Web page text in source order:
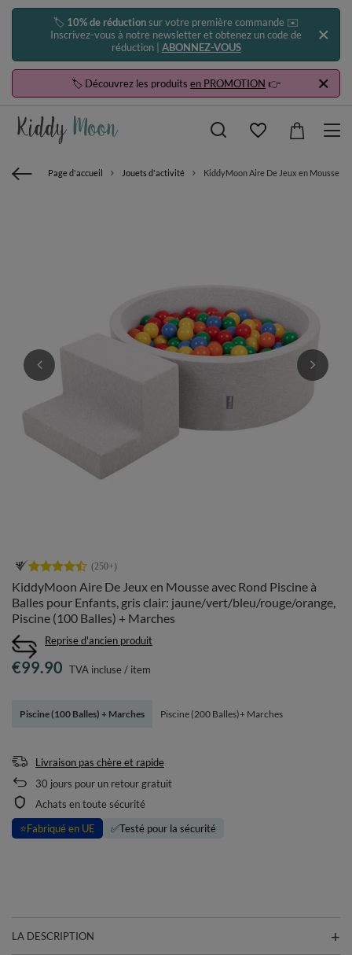
🏷️ 10% de réductionsur votre première commande ✉️
Inscrivez-vous à notre newsletter et obtenez un code de
réduction | ABONNEZ-VOUS
🏷️ Découvrez les produits en PROMOTION 👉
Page d'accueil Jouets d'activité KiddyMoon Aire De Jeux en Mousse
KiddyMoon Aire De Jeux en Mousse avec Rond Piscine à
Balles pour Enfants, gris clair: jaune/vert/bleu/rouge/orange,
Piscine (100 Balles) + Marches
Reprise d'ancien produit
Piscine (100 Balles) + Marches Piscine (200 Balles)+ Marches
€99.90 TVA incluse/ item
Livraison pas chère et rapide
30 jours pour un retour gratuit
Achats en toute sécurité
⭐Fabriqué en UE ✅Testé pour la sécurité
LA DESCRIPTION